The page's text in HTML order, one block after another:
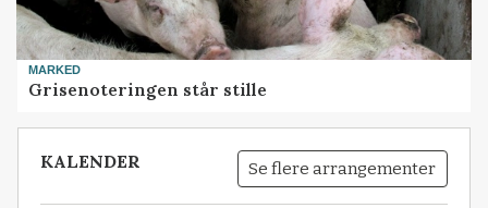
MARKED
Grisenoteringen står stille
KALENDER Se flere arrangementer